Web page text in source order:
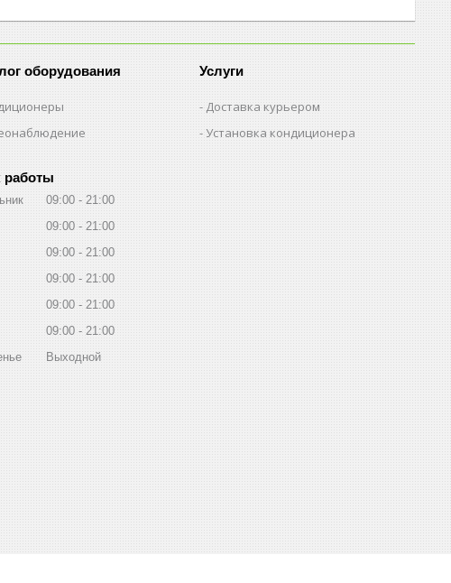
оборудования Услуги
Доставка курьером
Установка кондиционера
работы
09:00
21:00
09:00
21:00
09:00
21:00
09:00
21:00
09:00
21:00
09:00
21:00
Выходной